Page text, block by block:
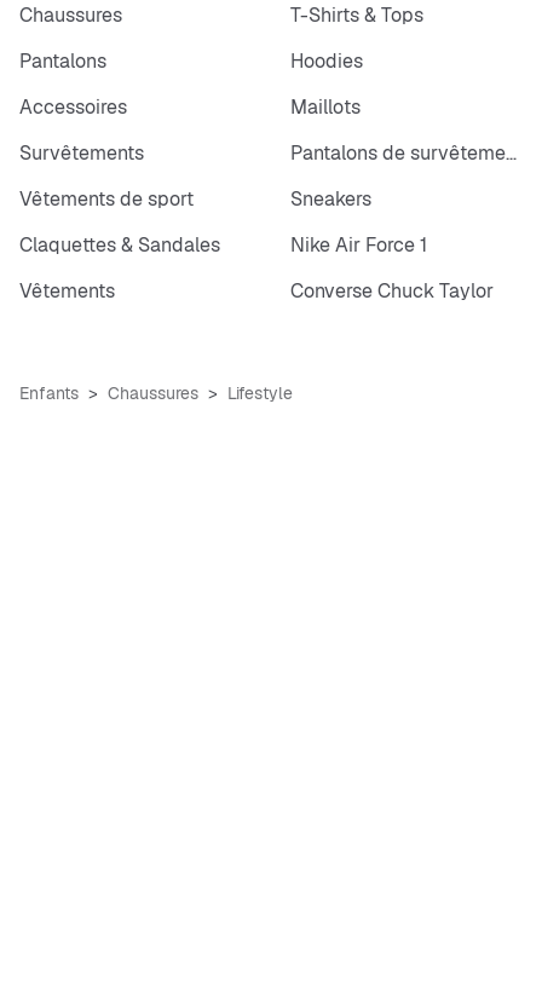
Chaussures
T-Shirts & Tops
Pantalons
Hoodies
Accessoires
Maillots
Survêtements
Pantalons de survêtements
Vêtements de sport
Sneakers
Claquettes & Sandales
Nike Air Force 1
Vêtements
Converse Chuck Taylor
Enfants Chaussures Lifestyle